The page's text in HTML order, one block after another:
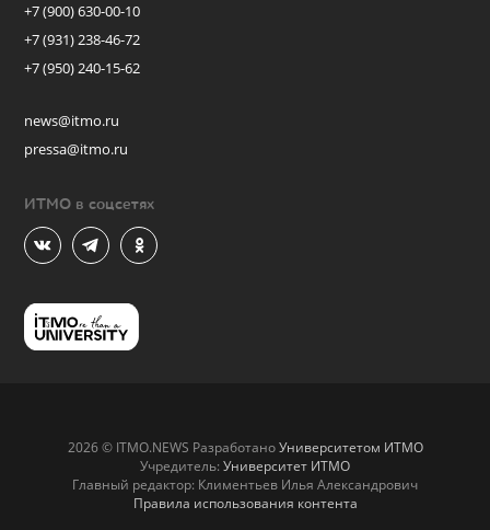
+7 (900) 630-00-10
+7 (931) 238-46-72
+7 (950) 240-15-62
news@itmo.ru
pressa@itmo.ru
ИТМО в соцсетях
2026 © ITMO.NEWS РазработаноУниверситетом ИТМО
Учредитель: Университет ИТМО
Главный редактор: Климентьев Илья Александрович
Правила использования контента